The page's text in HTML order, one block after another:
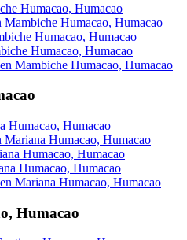
Humacao, Humacao
Mambiche Humacao, Humacao
Humacao, Humacao
Humacao, Humacao
Mambiche Humacao, Humacao
Humacao, Humacao
Mariana Humacao, Humacao
Humacao, Humacao
Humacao, Humacao
Mariana Humacao, Humacao
, Humacao